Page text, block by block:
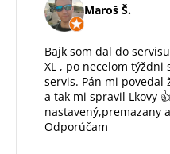
Maroš Š.
Bajk som dal do
XL , po necelom
servis. Pán mi povedal
a tak mi spravil Lkovy
nastavený,premazany
Odporúčam